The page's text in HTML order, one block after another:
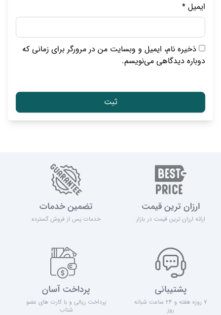
ایمیل *
ذخیره نام، ایمیل و وبسایت من در مرورگر برای زمانی که
دوباره دیدگاهی می‌نویسم.
ارزان ترین قیمت
ارائه ارزان ترین قیمت در بازار
تضمین خدمات
خدمات پس از فروش گسترده
پشتیبانی
7 روزه هفته و 24 ساعت شبانه
روز
پرداخت آسان
پرداخت ریالی و با کارت های عضو
شتاب